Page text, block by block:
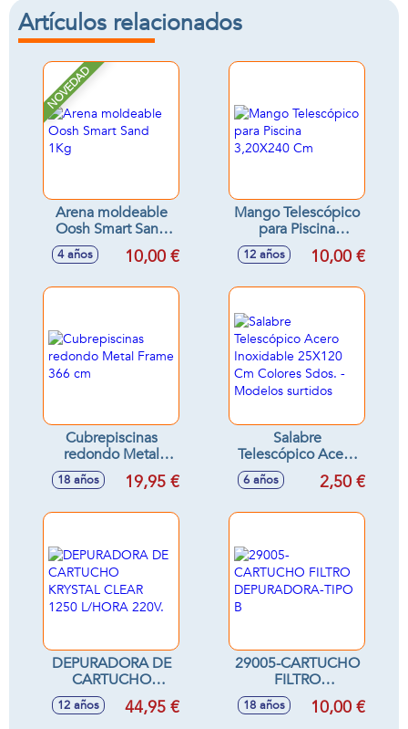
Artículos relacionados
NOVEDAD
Arena moldeable
Oosh Smart Sand
1Kg
4 años 10,00 €
Mango Telescópico
para Piscina
3,20X240 Cm
12 años 10,00 €
Cubrepiscinas
redondo Metal
Frame 366 cm
18 años 19,95 €
Salabre
Telescópico Acero
Inoxidable 25X120
Cm Colores Sdos. -
6 años 2,50 €
DEPURADORA DE
CARTUCHO
KRYSTAL CLEAR
1250 L/HORA
12 años 44,95 €
29005-CARTUCHO
FILTRO
DEPURADORA-
TIPO B
18 años 10,00 €